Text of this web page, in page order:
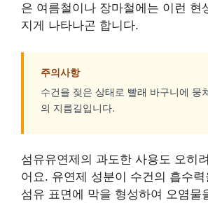
은 여름철이나 장마철에는 이런 현
지게 나타나곤 합니다.
주의사항
수건을 젖은 상태로 빨래 바구니에 뭉
의 지름길입니다.
섬유유연제의 과도한 사용도 오히
어요. 유연제 성분이 수건의 흡수
섬유 표면에 막을 형성하여 오염물